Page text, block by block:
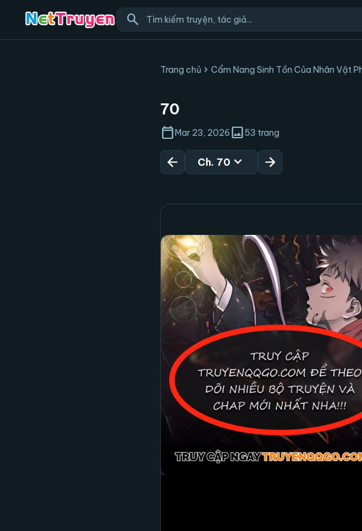
search
Trang chủ chevron_right Cẩm Nang Sinh Tồn Của Nhân Vật
70
calendar_todayMar 23, 2026 image53 trang
arrow_back Ch. 70 expand_more arrow_forward